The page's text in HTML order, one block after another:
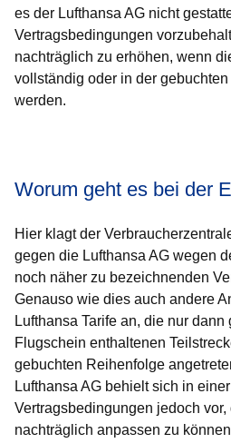
es der Lufthansa AG nicht
Vertragsbedingungen
nachträglich zu erhöhen, wenn
vollständig oder in der
werden.
Worum geht es bei der
Hier klagt der
gegen die Lufthansa AG wegen
noch näher zu bezeichnenden
Genauso wie dies auch andere
Lufthansa Tarife an, die nur
Flugschein enthaltenen
gebuchten Reihenfolge
Lufthansa AG behielt sich in
Vertragsbedingungen jedoch
nachträglich anpassen zu